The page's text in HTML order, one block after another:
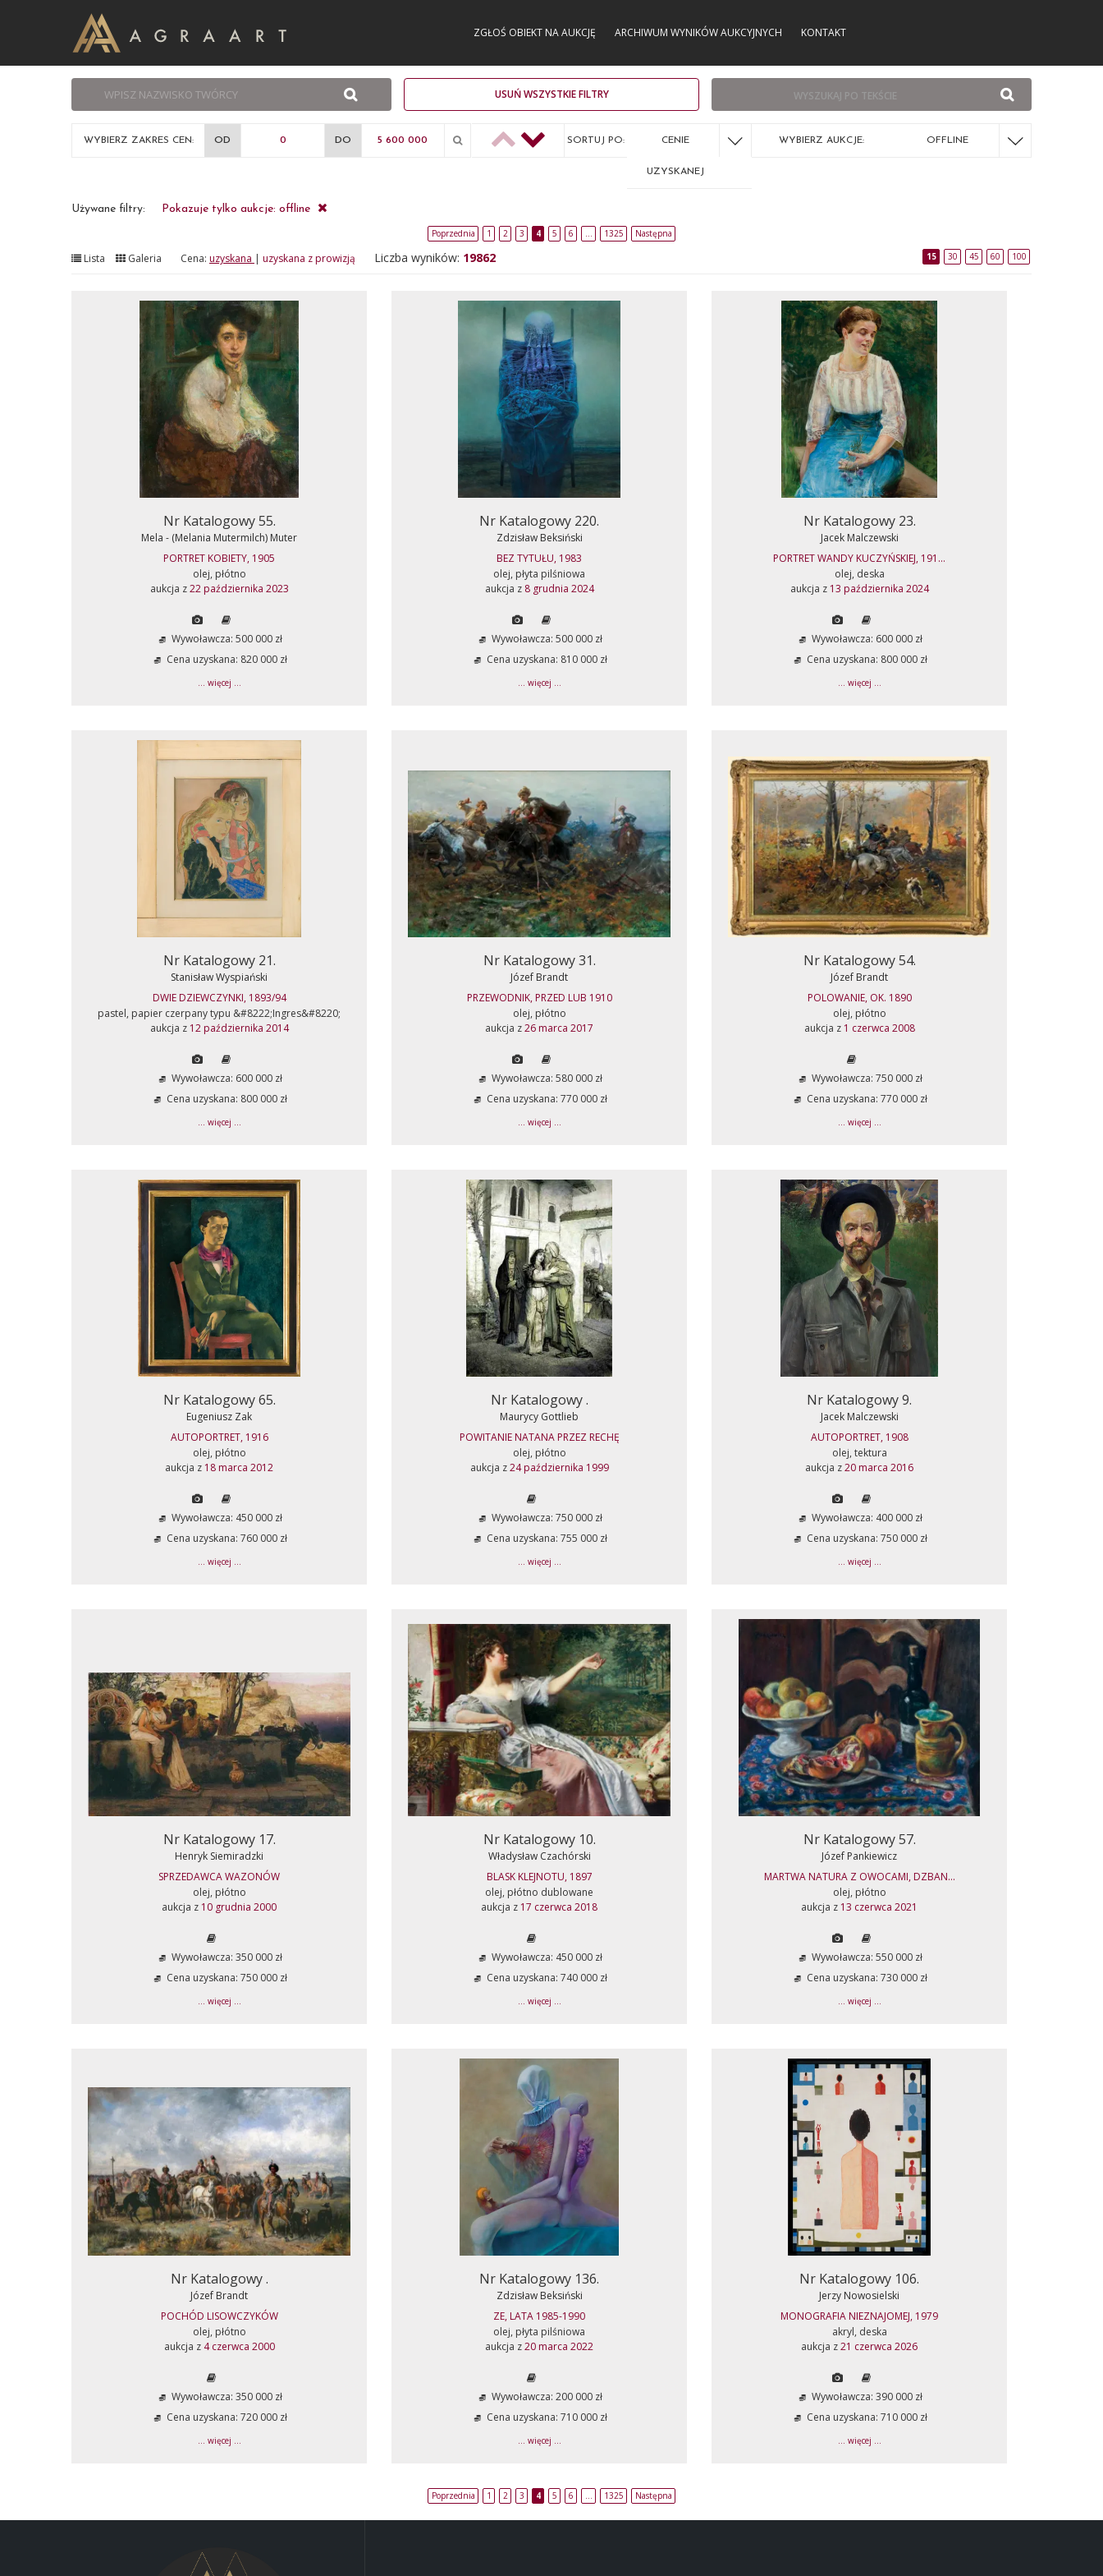
ZGŁOŚ OBIEKT NA AUKCJĘ ARCHIWUM WYNIKÓW AUKCYJNYCH KONTAKT
USUŃ WSZYSTKIE FILTRY
WYBIERZ ZAKRES CEN: OD DO SORTUJ PO: CENIE
UZYSKANEJ
WYBIERZ AUKCJE: OFFLINE
Używane filtry: Pokazuje tylko aukcje: offline
Poprzednia 1 2 3 4 5 6 … 1325 Następna
Lista Galeria Cena: uzyskana | uzyskana z prowizją Liczba wyników: 19862 15 30 45 60 100
Nr Katalogowy 55.
Mela - (Melania Mutermilch) Muter
PORTRET KOBIETY, 1905
olej, płótno
aukcja z22 października 2023
Wywoławcza: 500 000 zł
Cena uzyskana: 820 000 zł
... więcej ...
Nr Katalogowy 220.
Zdzisław Beksiński
BEZ TYTUŁU, 1983
olej, płyta pilśniowa
aukcja z 8 grudnia 2024
Wywoławcza: 500 000 zł
Cena uzyskana: 810 000 zł
... więcej ...
Nr Katalogowy 23.
Jacek Malczewski
PORTRET WANDY KUCZYŃSKIEJ, 191...
olej, deska
aukcja z 13 października 2024
Wywoławcza: 600 000 zł
Cena uzyskana: 800 000 zł
... więcej ...
Nr Katalogowy 21.
Stanisław Wyspiański
DWIE DZIEWCZYNKI, 1893/94
pastel, papier czerpany typu &#8222;Ingres&#8220;
aukcja z 12 października 2014
Wywoławcza: 600 000 zł
Cena uzyskana: 800 000 zł
... więcej ...
Nr Katalogowy 31.
Józef Brandt
PRZEWODNIK, PRZED LUB 1910
olej, płótno
aukcja z26 marca 2017
Wywoławcza: 580 000 zł
Cena uzyskana: 770 000 zł
... więcej ...
Nr Katalogowy 54.
Józef Brandt
POLOWANIE, OK. 1890
olej, płótno
aukcja z 1 czerwca 2008
Wywoławcza: 750 000 zł
Cena uzyskana: 770 000 zł
... więcej ...
Nr Katalogowy 65.
Eugeniusz Zak
AUTOPORTRET, 1916
olej, płótno
aukcja z 18 marca 2012
Wywoławcza: 450 000 zł
Cena uzyskana: 760 000 zł
... więcej ...
Nr Katalogowy .
Maurycy Gottlieb
POWITANIE NATANA PRZEZ RECHĘ
olej, płótno
aukcja z24 października 1999
Wywoławcza: 750 000 zł
Cena uzyskana: 755 000 zł
... więcej ...
Nr Katalogowy 9.
Jacek Malczewski
AUTOPORTRET, 1908
olej, tektura
aukcja z20 marca 2016
Wywoławcza: 400 000 zł
Cena uzyskana: 750 000 zł
... więcej ...
Nr Katalogowy 17.
Henryk Siemiradzki
SPRZEDAWCA WAZONÓW
olej, płótno
aukcja z 10 grudnia 2000
Wywoławcza: 350 000 zł
Cena uzyskana: 750 000 zł
... więcej ...
Nr Katalogowy 10.
Władysław Czachórski
BLASK KLEJNOTU, 1897
olej, płótno dublowane
aukcja z 17 czerwca 2018
Wywoławcza: 450 000 zł
Cena uzyskana: 740 000 zł
... więcej ...
Nr Katalogowy 57.
Józef Pankiewicz
MARTWA NATURA Z OWOCAMI, DZBAN...
olej, płótno
aukcja z 13 czerwca 2021
Wywoławcza: 550 000 zł
Cena uzyskana: 730 000 zł
... więcej ...
Nr Katalogowy .
Józef Brandt
POCHÓD LISOWCZYKÓW
olej, płótno
aukcja z 4 czerwca 2000
Wywoławcza: 350 000 zł
Cena uzyskana: 720 000 zł
... więcej ...
Nr Katalogowy 136.
Zdzisław Beksiński
ZE, LATA 1985-1990
olej, płyta pilśniowa
aukcja z20 marca 2022
Wywoławcza: 200 000 zł
Cena uzyskana: 710 000 zł
... więcej ...
Nr Katalogowy 106.
Jerzy Nowosielski
MONOGRAFIA NIEZNAJOMEJ, 1979
akryl, deska
aukcja z21 czerwca 2026
Wywoławcza: 390 000 zł
Cena uzyskana: 710 000 zł
... więcej ...
Poprzednia 1 2 3 4 5 6 … 1325 Następna